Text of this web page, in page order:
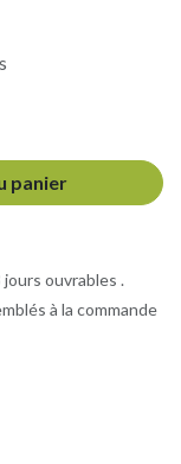
panier
ouvrables .
à la commande